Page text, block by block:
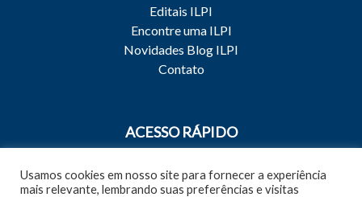
Editais ILPI
Encontre uma ILPI
Novidades Blog ILPI
Contato
ACESSO RÁPIDO
Qualidade do Cuidado
Usamos cookies em nosso site para fornecer a experiência
mais relevante, lembrando suas preferências e visitas